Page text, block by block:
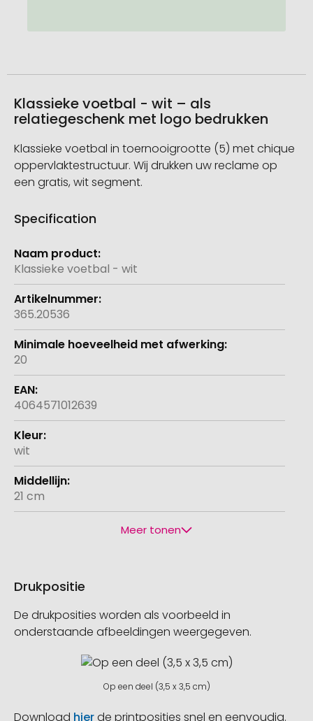
Klassieke voetbal - wit – als
relatiegeschenk met logo bedrukken
Klassieke voetbal in toernooigrootte (5) met chique
oppervlaktestructuur. Wij drukken uw reclame op
een gratis, wit segment.
Specification
Meer
informatie
Klassieke voetbal - wit
365.20536
20
4064571012639
wit
21 cm
Meer tonen
Drukpositie
De drukposities worden als voorbeeld in
onderstaande afbeeldingen weergegeven.
Op een deel (3,5 x 3,5 cm)
Download hierde printposities snel en eenvoudig.